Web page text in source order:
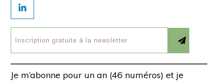
Je m’abonne pour un an (46 numéros) et je